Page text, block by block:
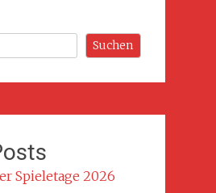
Suchen
Spieletage 2026